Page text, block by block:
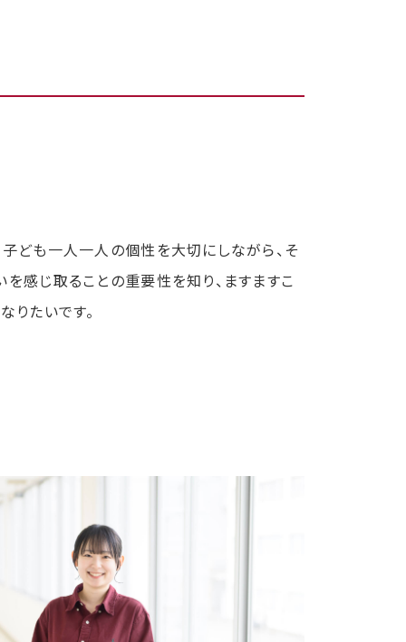
ども一人一人の個性を大切にしながら、そ
感じ取ることの重要性を知り、ますますこ
りたいです。